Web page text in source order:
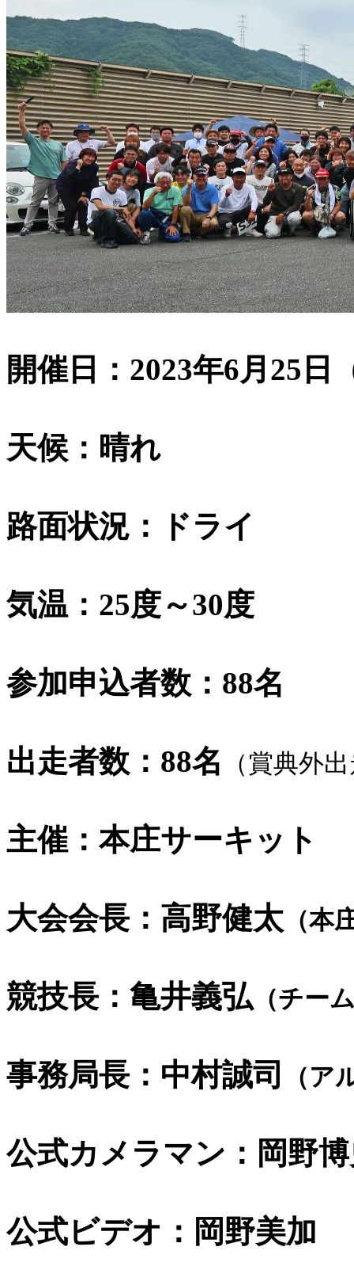
開催日：2023年6月25日
天候：晴れ
路面状況：ドライ
気温：25度～30度
参加申込者数：88名
出走者数：88名 （賞典外
主催：本庄サーキット
大会会長：高野健太 （本
競技長：亀井義弘（チー
事務局長：中村誠司 （ア
公式カメラマン：岡野
公式ビデオ：岡野美加